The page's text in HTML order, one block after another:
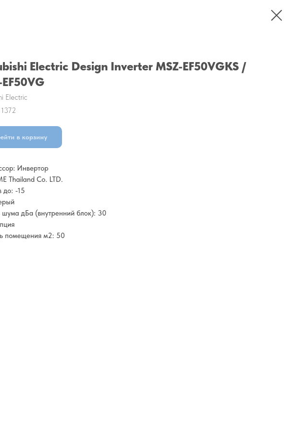
Electric Design Inverter MSZ-EF50VGKS /
Electric
1372
в корзину
Инвертор
Thailand Co. LTD.
до: -15
шума дБа (внутренний блок): 30
помещения м2: 50